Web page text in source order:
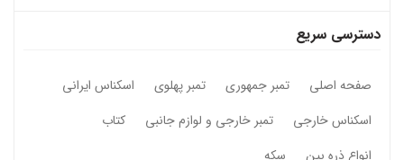
دسترسی سریع
صفحه اصلی تمبر جمهوری تمبر پهلوی
اسکناس ایرانی
اسکناس خارجی
تمبر خارجی و لوازم جانبی
کتاب
انواع ذره بین
سکه